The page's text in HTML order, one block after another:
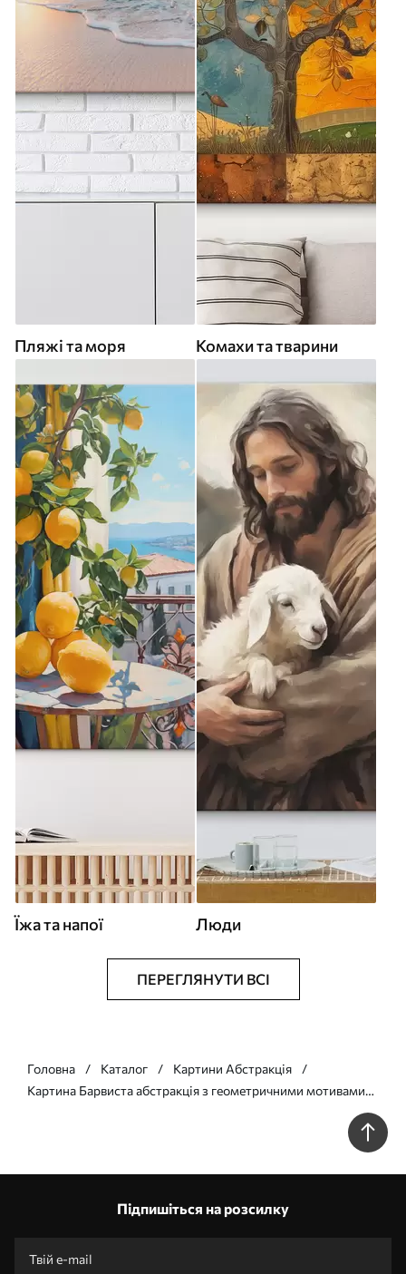
Пляжі та моря Комахи та тварини
Їжа та напої Люди
ПЕРЕГЛЯНУТИ ВСІ
Головна Каталог
Картини Абстракція
Картина Барвиста абстракція з геометричними мотивами
Підпишіться на розсилку